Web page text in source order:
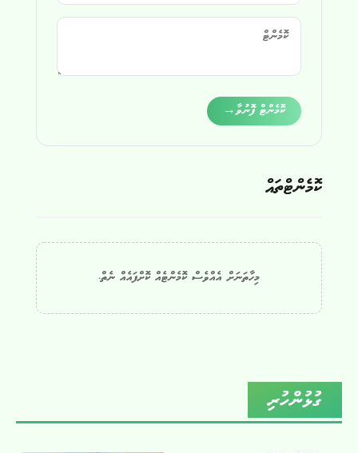
ކޮމެންޓް ފޮނުވާ→
ކޮމެންޓްތައް
މިހާތަނަށް އެއްވެސް ކޮމެންޓެއް ކޮށްފައެއް ނެތް.
ގުޅުންހުރި